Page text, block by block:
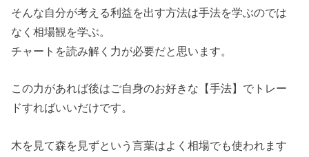
そんな自分が考える利益を出す方法は手法を学ぶのでは
なく相場観を学ぶ。
チャートを読み解く力が必要だと思います。
この力があれば後はご自身のお好きな【手法】でトレー
ドすればいいだけです。
木を見て森を見ずという言葉はよく相場でも使われます